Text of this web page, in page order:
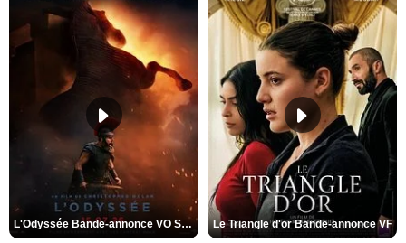
L'Odyssée Bande-annonce VO STFR Le Triangle d'or Bande-annonce VF